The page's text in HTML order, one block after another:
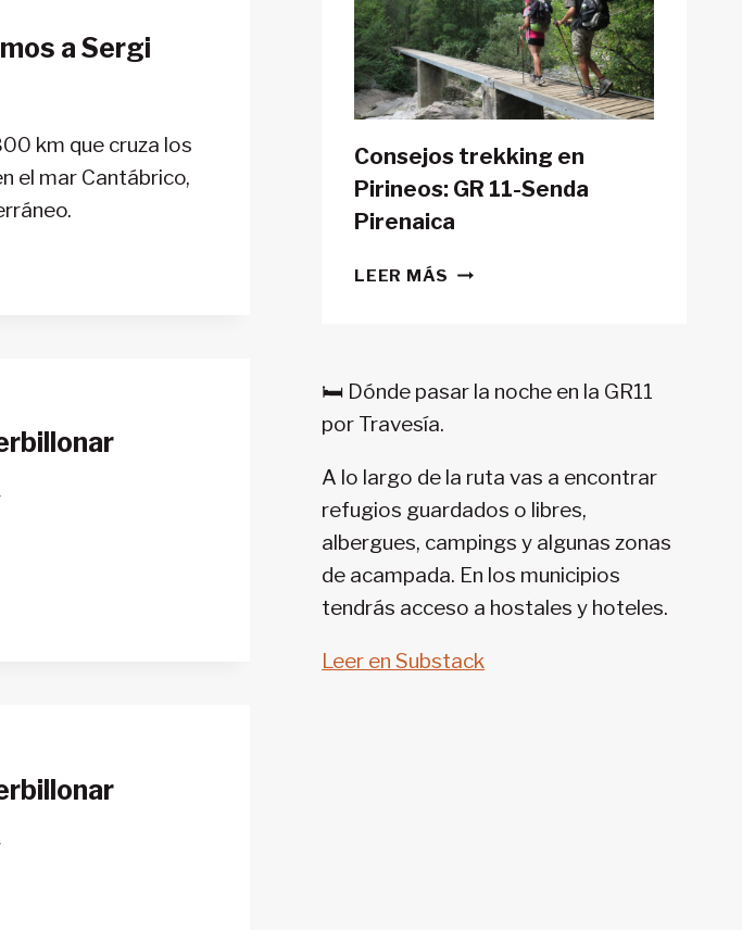
a Sergi
km que cruza los
el mar Cantábrico,
CON
TIENDA
DE
CAMPAÑA?
Consejos trekking en
Pirineos: GR 11-Senda
Pirenaica
LEER MÁS CONSEJOS
11-
🛏️ Dónde pasar la noche en la GR11
por Travesía.
A lo largo de la ruta vas a encontrar
refugios guardados o libres,
albergues, campings y algunas zonas
de acampada. En los municipios
tendrás acceso a hostales y hoteles.
Leer en Substack